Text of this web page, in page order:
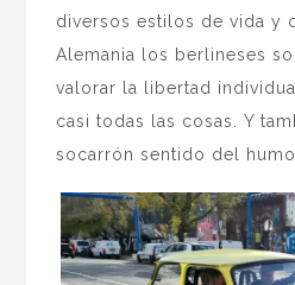
diversos estilos de vida y
Alemania los berlineses
valorar la libertad
casi todas las cosas. Y
socarrón sentido del